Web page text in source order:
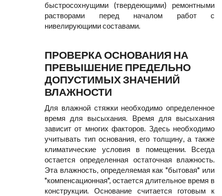
быстросохнущими (твердеющими) ремонтными
растворами перед началом работ с
нивелирующими составами.
ПРОВЕРКА ОСНОВАНИЯ НА
ПРЕВЫШЕНИЕ ПРЕДЕЛЬНО
ДОПУСТИМЫХ ЗНАЧЕНИЙ
ВЛАЖНОСТИ
Для влажной стяжки необходимо определенное
время для высыхания. Время для высыхания
зависит от многих факторов. Здесь необходимо
учитывать тип основания, его толщину, а также
климатические условия в помещении. Всегда
остается определенная остаточная влажность.
Эта влажность, определяемая как "бытовая" или
"компенсационная", остается длительное время в
конструкции. Основание считается готовым к